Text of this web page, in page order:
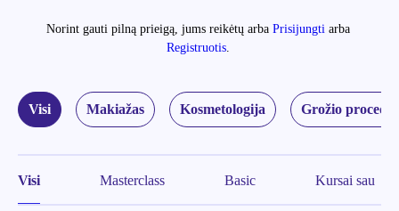
Norint gauti pilną prieigą, jums reikėtų arba Prisijungti arba
Registruotis.
Visi Makiažas Kosmetologija Grožio
Visi Masterclass Basic Kursai sau